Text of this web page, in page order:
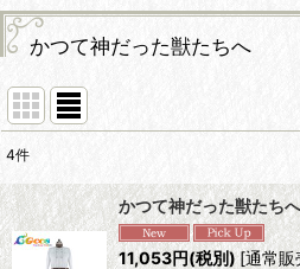
かつて神だった獣たちへ
並び順
4件
かつて神だった獣た
11,053円(税別) [通常販